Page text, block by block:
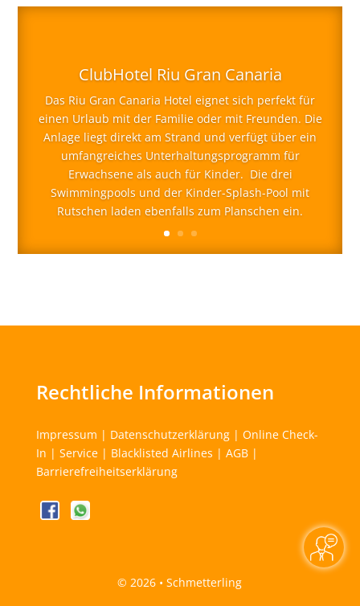
ClubHotel Riu Gran Canaria
Das Riu Gran Canaria Hotel eignet sich perfekt für
einen Urlaub mit der Familie oder mit Freunden. Die
Anlage liegt direkt am Strand und verfügt über ein
umfangreiches Unterhaltungsprogramm für
Erwachsene als auch für Kinder. Die drei
Swimmingpools und der Kinder-Splash-Pool mit
Rutschen laden ebenfalls zum Planschen ein.
Rechtliche Informationen
Impressum | Datenschutzerklärung| Online Check-
In | Service| Blacklisted Airlines | AGB|
Barrierefreiheitserklärung
© 2026 • Schmetterling